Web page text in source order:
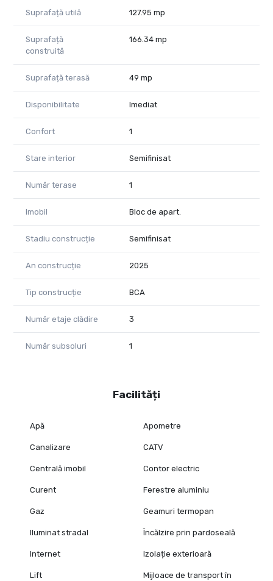
Încălzire prin pardoseală
Ferestre din aluminiu cu geam termopan
Izolație exterioară
Contorizare individuală (apometre, contor electric)
Utilități complete: apă, canalizare, gaz, curent, internet,
telefon, CATV
Diana Ponoran
CP2901677
Suprafață utilă 127.95 mp
Suprafață
construită
166.34 mp
Suprafață terasă 49 mp
Disponibilitate Imediat
Confort 1
Stare interior Semifinisat
Număr terase 1
Imobil Bloc de apart.
Stadiu construcție Semifinisat
An construcție 2025
Tip construcție BCA
Număr etaje clădire 3
Număr subsoluri 1
Facilități
Apă Apometre
Canalizare CATV
Centrală imobil Contor electric
Curent Ferestre aluminiu
Gaz Geamuri termopan
Iluminat stradal Încălzire prin pardoseală
Internet Izolație exterioară
Lift
Mijloace de transport în